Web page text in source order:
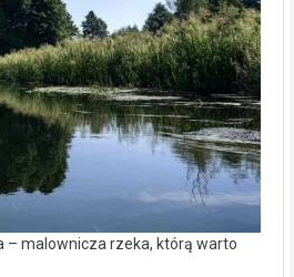
– malownicza rzeka, którą warto